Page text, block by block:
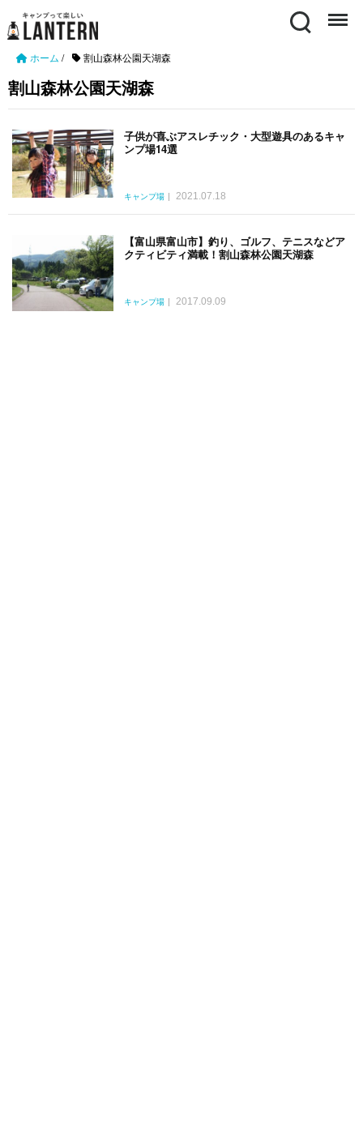
Search Menu
ホーム / 割山森林公園天湖森
割山森林公園天湖森
子供が喜ぶアスレチック・大型遊具のあるキャ
ンプ場14選
キャンプ場 2021.07.18
【富山県富山市】釣り、ゴルフ、テニスなどア
クティビティ満載！割山森林公園天湖森
キャンプ場 2017.09.09